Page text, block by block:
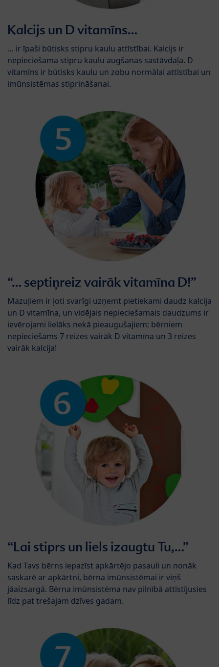
Kalcijs un D vitamīns…
… ir īpaši būtisks stipru kaulu attīstībai. Kalcijs ir
nepieciešama stipru kaulu augšanas sastāvdaļa. D
vitamīns ir būtisks kaulu un zobu normālai attīstībai un
imūnsistēmas stiprināšanai.
“… septiņreiz vairāk vitamīna D!”
Mazuļiem ir ļoti svarīgi uzņemt pietiekami daudz kalcija
un D vitamīna, un vidējais nepieciešamais daudzums ir
ievērojami lielāks nekā pieaugušajiem: bērniem
nepieciešams 7 reizes vairāk D vitamīna un 3 reizes
vairāk kalcija!
“Lai stiprs un liels izaugtu Tu,…”
Kad Tavs bērns iepazīst apkārtējo pasauli un nonāk
saskarē ar apkārtni, bērna imūnsistēmai ir viņš
jāaizsargā. Bērna imūnsistēma nav pilnībā attīstījusies
līdz pat trešajam dzīves gadam.